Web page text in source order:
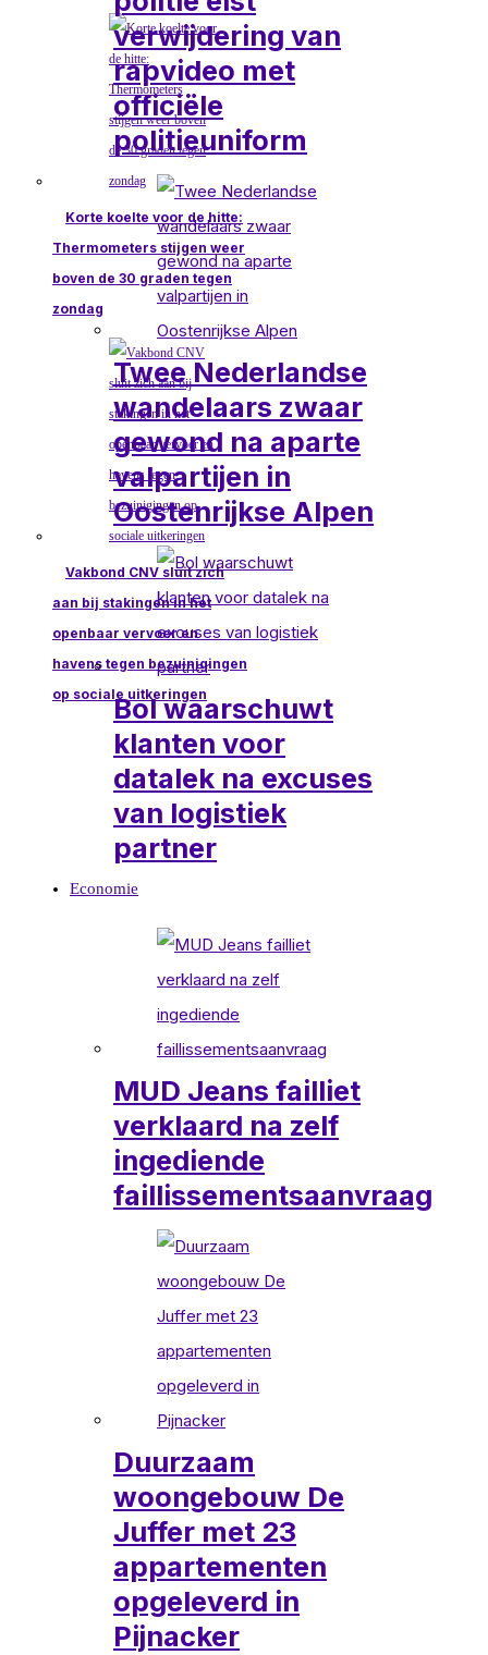
Korte koelte voor de hitte:
Thermometers stijgen weer
boven de 30 graden tegen
zondag
Vakbond CNV sluit zich
aan bij stakingen in het
openbaar vervoer en
havens tegen bezuinigingen
op sociale uitkeringen
verwijdering van
rapvideo met
officiële
politieuniform
Twee Nederlandse
wandelaars zwaar
gewond na aparte
valpartijen in
Oostenrijkse Alpen
Bol waarschuwt
klanten voor
datalek na excuses
van logistiek
partner
Economie
MUD Jeans failliet
verklaard na zelf
ingediende
faillissementsaanvraag
Duurzaam
woongebouw De
Juffer met 23
appartementen
opgeleverd in
Pijnacker